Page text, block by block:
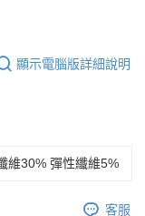
顯示電腦版詳細說明
維30% 彈性纖維5%
客服